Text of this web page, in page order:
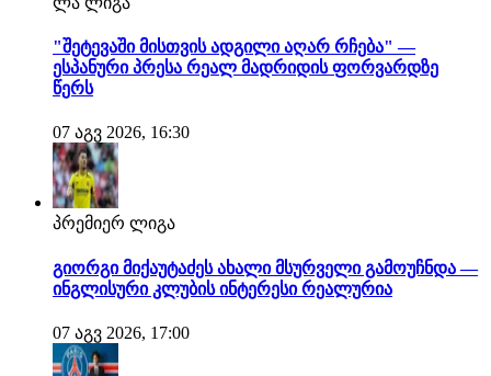
"შეტევაში მისთვის ადგილი აღარ რჩება" —
ესპანური პრესა რეალ მადრიდის ფორვარდზე
წერს
07 აგვ 2026, 16:30
პრემიერ ლიგა
გიორგი მიქაუტაძეს ახალი მსურველი გამოუჩნდა —
ინგლისური კლუბის ინტერესი რეალურია
07 აგვ 2026, 17:00